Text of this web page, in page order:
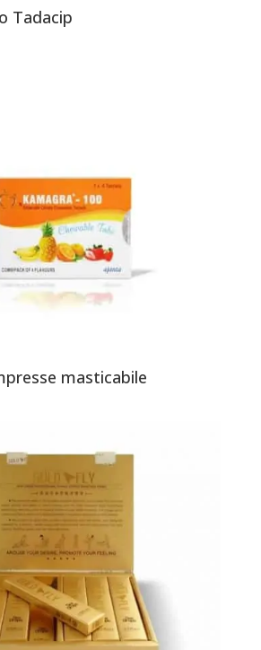
Tadacip
masticabile